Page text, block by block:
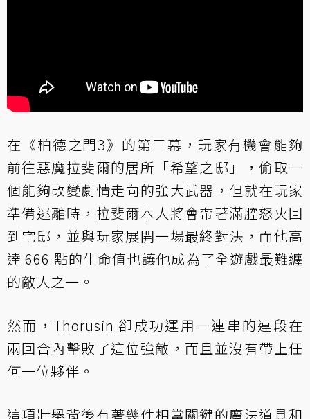
在《柏德之門3》的第三幕，玩家有機會能夠
前往惡魔拉斐爾的居所「希望之邸」，偷取一
個能夠改變劇情走向的強大武器，但就在玩家
準備逃離時，拉斐爾本人將會帶著滿腔怒火回
到宅邸，並與玩家展開一場最終對決，而他高
達 666 點的生命值也讓他成為了全遊戲最難纏
的敵人之一。
然而，Thorusin 卻成功運用一連串的連段在
兩回合內擊敗了這位強敵，而且並沒有帶上任
何一位夥伴。
這項壯舉背後有著幾件相當關鍵的魔法道具和